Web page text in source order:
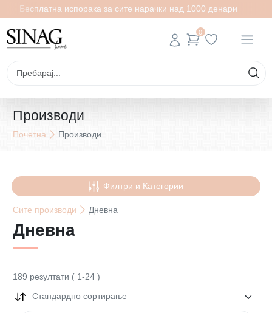
испорака за сите нарачки над 1000 денари
0
Производи
Почетна Производи
Филтри и Категории
Сите производи Дневна
Дневна
189 резултати ( 1-24 )
Стандардно сортирање